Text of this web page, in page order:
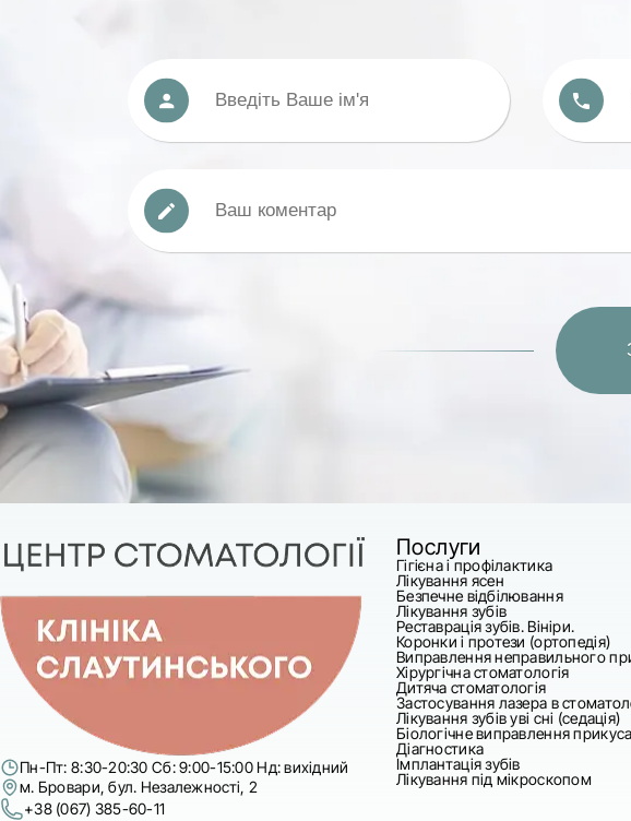
Пн-Пт: 8:30-20:30 Сб: 9:00-15:00 Нд: вихідний
м. Бровари, бул. Незалежності, 2
+38 (067) 385-60-11
Послуги
Гігієна і профілактика
Лікування ясен
Безпечне відбілювання
Лікування зубів
Реставрація зубів. Вініри.
Коронки і протези (ортопедія)
Виправлення неправильного
Хірургічна стоматологія
Дитяча стоматологія
Застосування лазера в
Лікування зубів уві сні (седація)
Біологічне виправлення
Діагностика
Імплантація зубів
Лікування під мікроскопом